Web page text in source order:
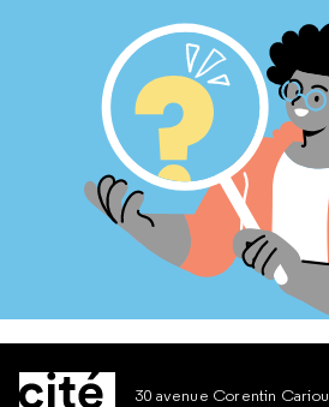
30 avenue Corentin Cariou